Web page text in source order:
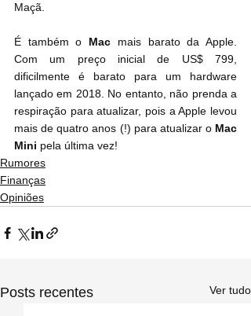
Maçã.
É também o Mac mais barato da Apple.
Com um preço inicial de US$ 799,
dificilmente é barato para um hardware
lançado em 2018. No entanto, não prenda a
respiração para atualizar, pois a Apple levou
mais de quatro anos (!) para atualizar o Mac
Mini pela última vez!
Rumores
Finanças
Opiniões
Posts recentes Ver tudo